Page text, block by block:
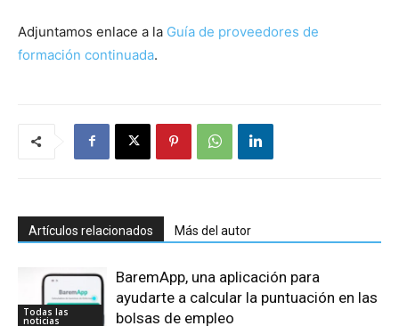
Adjuntamos enlace a la Guía de proveedores de
formación continuada.
Artículos relacionados Más del autor
Todas las
noticias
BaremApp, una aplicación para
ayudarte a calcular la puntuación en las
bolsas de empleo